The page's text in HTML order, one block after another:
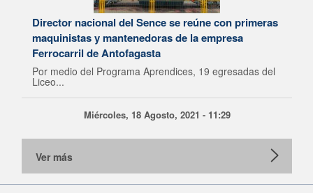
Director nacional del Sence se reúne con primeras
maquinistas y mantenedoras de la empresa
Ferrocarril de Antofagasta
Por medio del Programa Aprendices, 19 egresadas del
Liceo...
Miércoles, 18 Agosto, 2021 - 11:29
Ver más